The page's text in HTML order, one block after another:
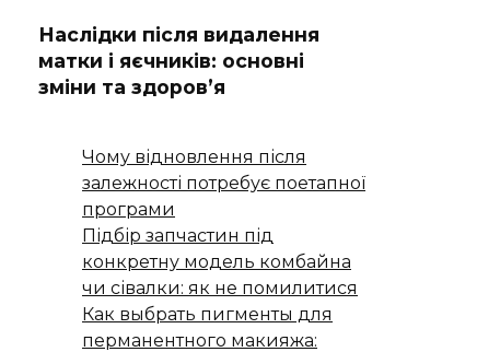
Наслідки після видалення
матки і яєчників: основні
зміни та здоров’я
Чому відновлення після
залежності потребує поетапної
програми
Підбір запчастин під
конкретну модель комбайна
чи сівалки: як не помилитися
Как выбрать пигменты для
перманентного макияжа: